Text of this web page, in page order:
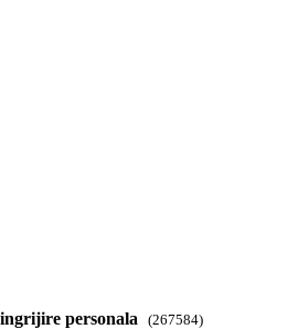
personala
(267584)